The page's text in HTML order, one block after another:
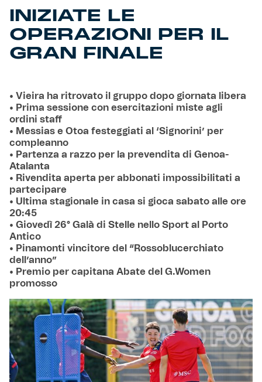
INIZIATE LE
OPERAZIONI PER IL
GRAN FINALE
• Vieira ha ritrovato il gruppo dopo giornata libera
• Prima sessione con esercitazioni miste agli
ordini staff
• Messias e Otoa festeggiati al ‘Signorini’ per
compleanno
• Partenza a razzo per la prevendita di Genoa-
Atalanta
• Rivendita aperta per abbonati impossibilitati a
partecipare
• Ultima stagionale in casa si gioca sabato alle ore
20:45
• Giovedì 26° Galà di Stelle nello Sport al Porto
Antico
• Pinamonti vincitore del “Rossoblucerchiato
dell’anno”
• Premio per capitana Abate del G.Women
promosso